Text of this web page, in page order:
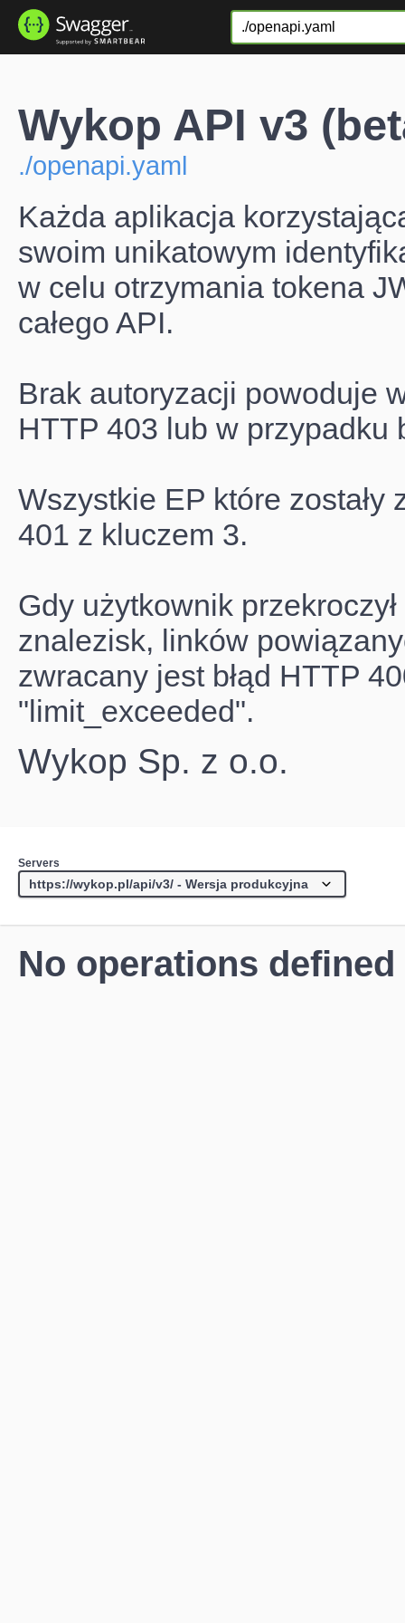
Wykop API v3
./openapi.yaml
Każda aplikacja
swoim unikatowym
w celu otrzymania tokena
całego API.
Brak autoryzacji powoduje
HTTP 403 lub w przypadku
Wszystkie EP które
401 z kluczem 3.
Gdy użytkownik
znalezisk, linków
zwracany jest błąd HTTP
"limit_exceeded".
Wykop Sp. z o.o.
Servers
No operations